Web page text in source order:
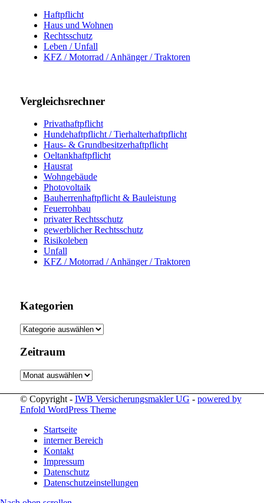
Haftpflicht
Haus und Wohnen
Rechtsschutz
Leben / Unfall
KFZ / Motorrad / Anhänger / Traktoren
Vergleichsrechner
Privathaftpflicht
Hundehaftpflicht / Tierhalterhaftpflicht
Haus- & Grundbesitzerhaftpflicht
Oeltankhaftpflicht
Hausrat
Wohngebäude
Photovoltaik
Bauherrenhaftpflicht & Bauleistung
Feuerrohbau
privater Rechtsschutz
gewerblicher Rechtsschutz
Risikoleben
Unfall
KFZ / Motorrad / Anhänger / Traktoren
Kategorien
Kategorien
Zeitraum
Zeitraum
© Copyright - IWB Versicherungsmakler UG - powered by
Enfold WordPress Theme
Startseite
interner Bereich
Kontakt
Impressum
Datenschutz
Datenschutzeinstellungen